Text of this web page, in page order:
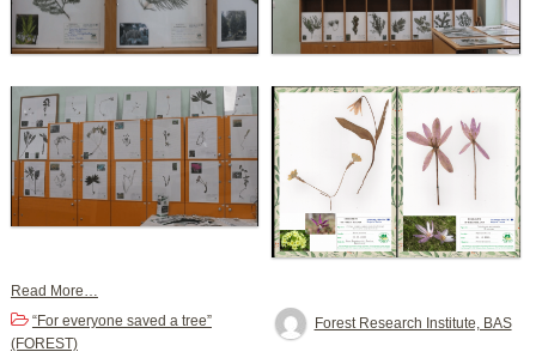
Read More…
Forest Research Institute, BAS
“For everyone saved a tree”
(FOREST)